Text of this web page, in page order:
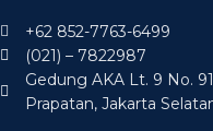
+62 852-7763-6499
(021) – 7822987
Gedung AKA Lt. 9 No.
Prapatan, Jakarta